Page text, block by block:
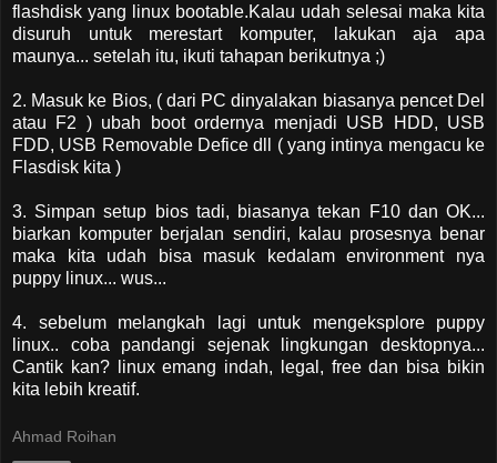
flashdisk yang linux bootable.Kalau udah selesai maka kita
disuruh untuk merestart komputer, lakukan aja apa
maunya... setelah itu, ikuti tahapan berikutnya ;)
2. Masuk ke Bios, ( dari PC dinyalakan biasanya pencet Del
atau F2 ) ubah boot ordernya menjadi USB HDD, USB
FDD, USB Removable Defice dll ( yang intinya mengacu ke
Flasdisk kita )
3. Simpan setup bios tadi, biasanya tekan F10 dan OK...
biarkan komputer berjalan sendiri, kalau prosesnya benar
maka kita udah bisa masuk kedalam environment nya
puppy linux... wus...
4. sebelum melangkah lagi untuk mengeksplore puppy
linux.. coba pandangi sejenak lingkungan desktopnya...
Cantik kan? linux emang indah, legal, free dan bisa bikin
kita lebih kreatif.
Ahmad Roihan